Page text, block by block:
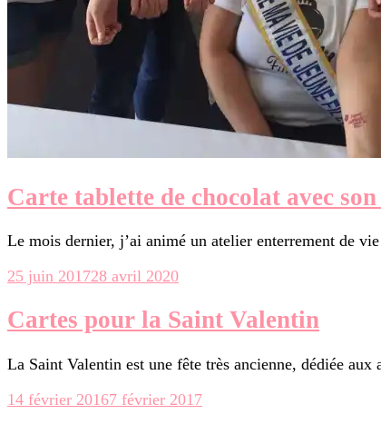
Carte tablette de chocolat avec
Le mois dernier, j’ai animé un atelier enterrement de
25 juin 201728 avril 2020
Cartes pour la Saint Valentin
La Saint Valentin est une fête très ancienne, dédiée
14 février 20167 février 2017